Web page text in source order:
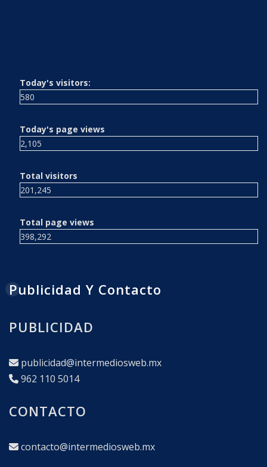
Today's visitors:
580
Today's page views
2,105
Total visitors
201,245
Total page views
398,292
Publicidad Y Contacto
PUBLICIDAD
publicidad@intermediosweb.mx
962 110 5014
CONTACTO
contacto@intermediosweb.mx